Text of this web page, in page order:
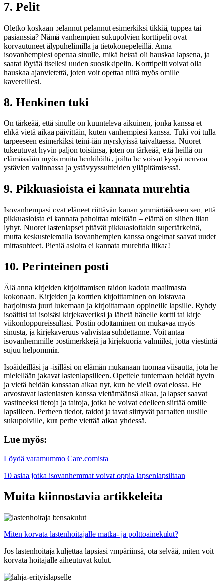
7. Pelit
Oletko koskaan pelannut pelannut esimerkiksi tikkiä, tuppea tai
pasianssia? Nämä vanhempien sukupolvien korttipelit ovat
korvautuneet älypuhelimilla ja tietokonepeleillä. Anna
isovanhempiesi opettaa sinulle, mikä heistä oli hauskaa lapsena, ja
saatat löytää itsellesi uuden suosikkipelin. Korttipelit voivat olla
hauskaa ajanvietettä, joten voit opettaa niitä myös omille
kavereillesi.
8. Henkinen tuki
On tärkeää, että sinulle on kuunteleva aikuinen, jonka kanssa et
ehkä vietä aikaa päivittäin, kuten vanhempiesi kanssa. Tuki voi tulla
tarpeeseen esimerkiksi teini-iän myrskyissä taivaltaessa. Nuoret
tukeutuvat hyvin paljon toisiinsa, joten on tärkeää, että heillä on
elämässään myös muita henkilöiltä, joilta he voivat kysyä neuvoa
ystävien valinnassa ja ystävyyssuhteiden ylläpitämisessä.
9. Pikkuasioista ei kannata murehtia
Isovanhempasi ovat eläneet riittävän kauan ymmärtääkseen sen, että
pikkuasioista ei kannata pahoittaa mieltään – elämä on siihen liian
lyhyt. Nuoret lastenlapset pitävät pikkuasioitakin supertärkeinä,
mutta keskustelemalla isovanhempien kanssa ongelmat saavat uudet
mittasuhteet. Pieniä asioita ei kannata murehtia liikaa!
10. Perinteinen posti
Älä anna kirjeiden kirjoittamisen taidon kadota maailmasta
kokonaan. Kirjeiden ja korttien kirjoittaminen on loistavaa
harjoitusta juuri lukemaan ja kirjoittamaan oppineille lapsille. Ryhdy
isoäitisi tai isoisäsi kirjekaveriksi ja lähetä hänelle kortti tai kirje
viikonloppureissultasi. Postin odottaminen on mukavaa myös
sinusta, ja kirjekaveruus vahvistaa suhdettanne. Voit antaa
isovanhemmille postimerkkejä ja kirjekuoria valmiiksi, jotta viestintä
sujuu helpommin.
Isoäideilläsi ja -isilläsi on elämän mukanaan tuomaa viisautta, jota he
mielellään jakavat lastenlapsilleen. Opettele tuntemaan heidät hyvin
ja vietä heidän kanssaan aikaa nyt, kun he vielä ovat elossa. He
arvostavat lastenlasten kanssa viettämäänsä aikaa, ja lapset saavat
vastineeksi tietoja ja taitoja, jotka he voivat edelleen siirtää omille
lapsilleen. Perheen tiedot, taidot ja tavat siirtyvät parhaiten uusille
sukupolville, kun perhe viettää aikaa yhdessä.
Lue myös:
Löydä varamummo Care.comista
10 asiaa jotka isovanhemmat voivat oppia lapsenlapsiltaan
Muita kiinnostavia artikkeleita
Miten korvata lastenhoitajalle matka- ja polttoainekulut?
Jos lastenhoitaja kuljettaa lapsiasi ympäriinsä, ota selvää, miten voit
korvata hoitajalle aiheutuvat kulut.